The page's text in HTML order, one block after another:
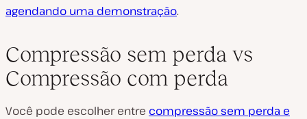
agendando uma demonstração.
Compressão sem perda vs
Compressão com perda
Você pode escolher entre compressão sem perda e